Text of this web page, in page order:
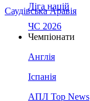
Саудівська Аравія
Ліга націй
ЧС 2026
Чемпіонати
Англія
Іспанія
АПЛ Top News